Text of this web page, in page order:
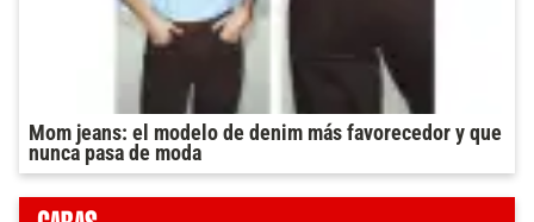
Mom jeans: el modelo de denim más favorecedor y que
nunca pasa de moda